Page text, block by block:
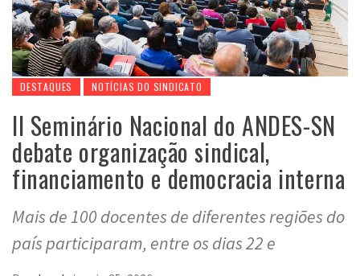
DESTAQUES NOTÍCIAS DO SINDICATO
II Seminário Nacional do ANDES-SN
debate organização sindical,
financiamento e democracia interna
Mais de 100 docentes de diferentes regiões do
país participaram, entre os dias 22 e